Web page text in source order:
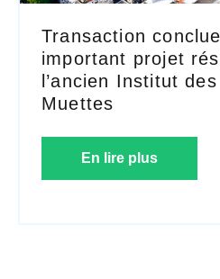
Transaction
important projet
l’ancien Institut
Muettes
En lire plus